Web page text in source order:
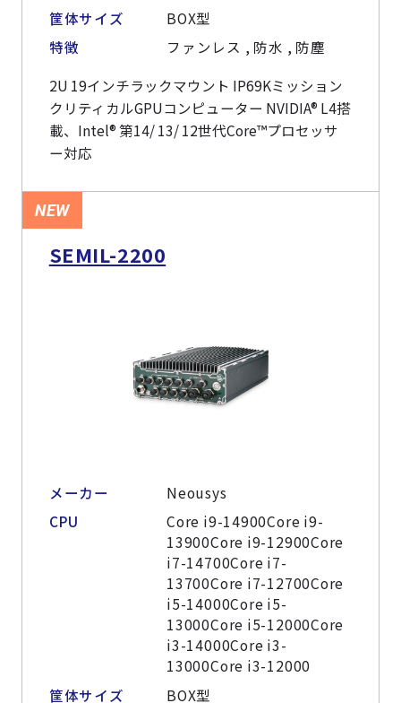
筐体サイズ
BOX型
特徴
ファンレス , 防水 , 防塵
2U 19インチラックマウント IP69Kミッション
クリティカルGPUコンピューター NVIDIA® L4搭
載、Intel® 第14/ 13/ 12世代Core™プロセッサ
ー対応
NEW
SEMIL-2200
メーカー
Neousys
CPU
Core i9-14900Core i9-
13900Core i9-12900Core
i7-14700Core i7-
13700Core i7-12700Core
i5-14000Core i5-
13000Core i5-12000Core
i3-14000Core i3-
13000Core i3-12000
筐体サイズ
BOX型